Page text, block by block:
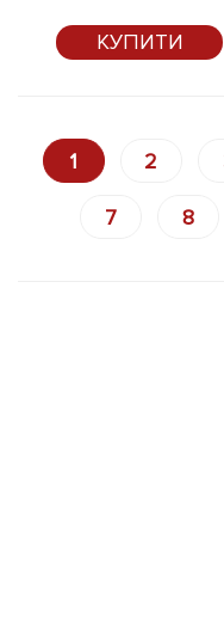
КУПИТИ
1 2
7 8